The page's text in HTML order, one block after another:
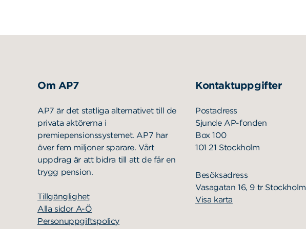
Om AP7
AP7 är det statliga alternativet till de
privata aktörerna i
premiepensionssystemet. AP7 har
över fem miljoner sparare. Vårt
uppdrag är att bidra till att de får en
trygg pension.
Tillgänglighet
Alla sidor A-Ö
Personuppgiftspolicy
Kontaktuppgifter
Postadress
Sjunde AP-fonden
Box 100
101 21 Stockholm
Besöksadress
Vasagatan 16, 9 tr Stockholm
Visa karta